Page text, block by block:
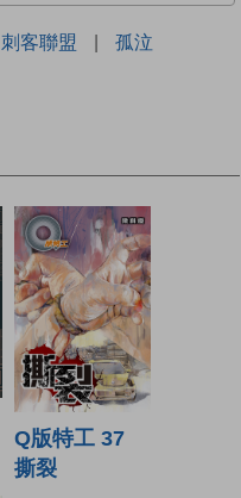
刺客聯盟 | 孤泣
Q版特工 37
撕裂